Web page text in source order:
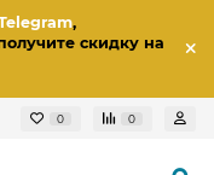
,
скидку на
0 0